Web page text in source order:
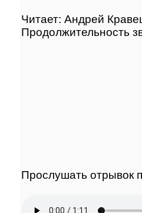
Читает: Андрей
Продолжительность
Прослушать отрывок